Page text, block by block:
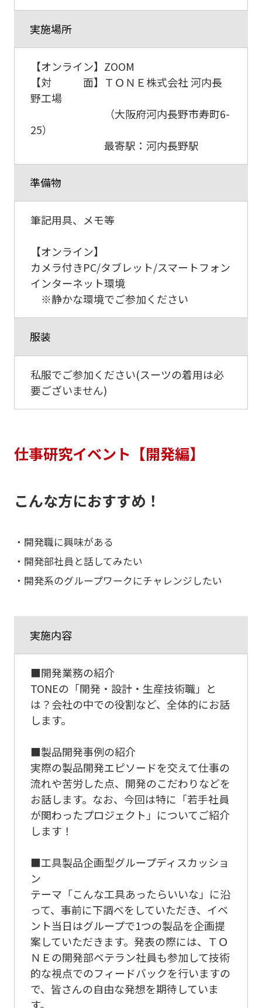
実施場所
【オンライン】ZOOM
【対 面】ＴＯＮＥ株式会社 河内長
野工場
（大阪府河内長野市寿町6-
25）
最寄駅：河内長野駅
準備物
筆記用具、メモ等
【オンライン】
カメラ付きPC/タブレット/スマートフォン
インターネット環境
※静かな環境でご参加ください
服装
私服でご参加ください(スーツの着用は必
要ございません)
仕事研究イベント【開発編】
こんな方におすすめ！
・開発職に興味がある
・開発部社員と話してみたい
・開発系のグループワークにチャレンジしたい
実施内容
■開発業務の紹介
TONEの「開発・設計・生産技術職」と
は？会社の中での役割など、全体的にお話
します。
■製品開発事例の紹介
実際の製品開発エピソードを交えて仕事の
流れや苦労した点、開発のこだわりなどを
お話します。なお、今回は特に「若手社員
が関わったプロジェクト」についてご紹介
します！
■工具製品企画型グループディスカッショ
ン
テーマ「こんな工具あったらいいな」に沿
って、事前に下調べをしていただき、イベ
ント当日はグループで1つの製品を企画提
案していただきます。発表の際には、ＴＯ
ＮＥの開発部ベテラン社員も参加して技術
的な視点でのフィードバックを行いますの
で、皆さんの自由な発想を期待していま
す。